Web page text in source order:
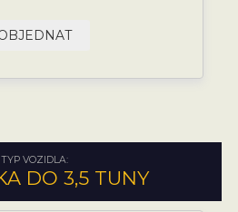
TYP VOZIDLA:
DO 3,5 TUNY